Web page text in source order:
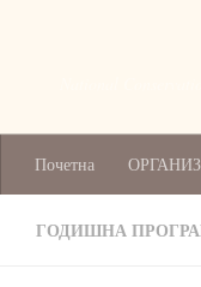
National
Почетна
ГОДИШНА